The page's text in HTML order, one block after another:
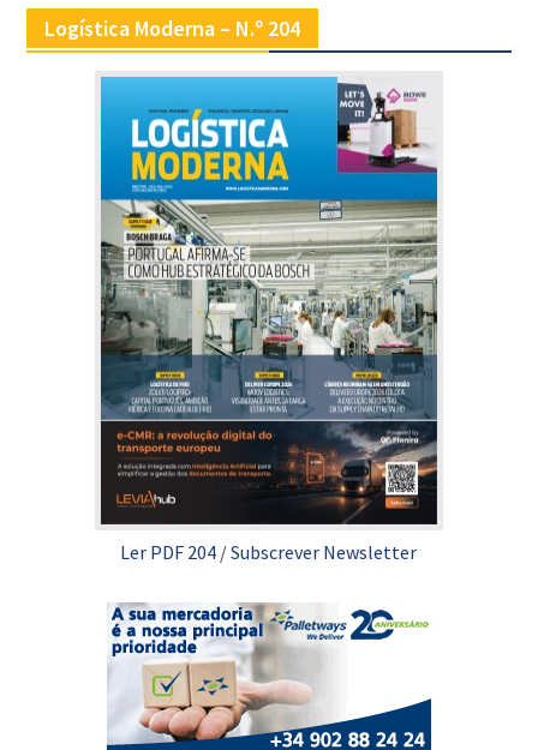
Logística Moderna – N.º 204
Ler PDF 204 /Subscrever Newsletter